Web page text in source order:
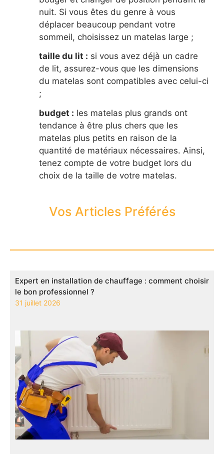
nuit. Si vous êtes du genre à vous
déplacer beaucoup pendant votre
sommeil, choisissez un matelas large ;
taille du lit : si vous avez déjà un cadre
de lit, assurez-vous que les dimensions
du matelas sont compatibles avec celui-ci
;
budget : les matelas plus grands ont
tendance à être plus chers que les
matelas plus petits en raison de la
quantité de matériaux nécessaires. Ainsi,
tenez compte de votre budget lors du
choix de la taille de votre matelas.
Vos Articles Préférés
Expert en installation de chauffage : comment choisir
le bon professionnel ?
31 juillet 2026